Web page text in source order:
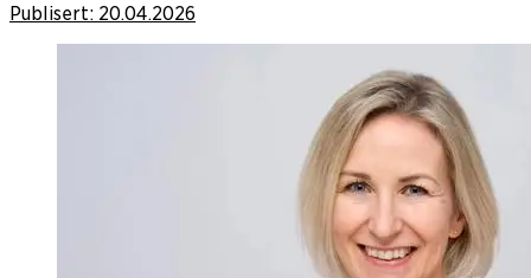
Publisert: 20.04.2026